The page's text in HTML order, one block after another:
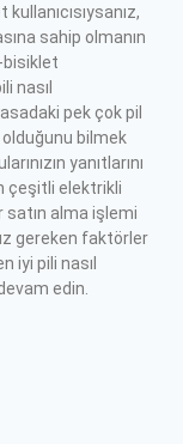
sahip olmanın
bisiklet
nasıl
pek çok pil
bilmek
yanıtlarını
çeşitli elektrikli
satın alma işlemi
gereken faktörler
iyi pili nasıl
edin.